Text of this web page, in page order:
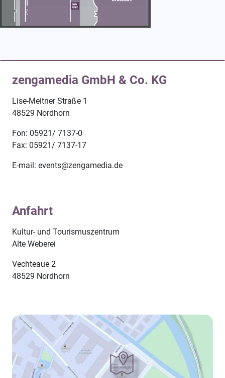
zengamedia GmbH & Co. KG
Lise-Meitner Straße 1
48529 Nordhorn
Fon: 05921/ 7137-0
Fax: 05921/ 7137-17
E-mail: events@zengamedia.de
Anfahrt
Kultur- und Tourismuszentrum
Alte Weberei
Vechteaue 2
48529 Nordhorn